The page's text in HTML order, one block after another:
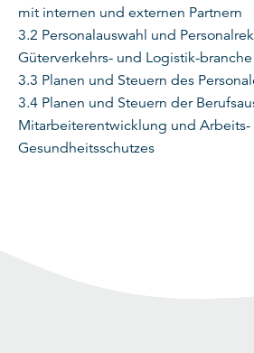
mit internen und externen Partnern
3.2 Personalauswahl und
Güterverkehrs- und Logistik-branche
3.3 Planen und Steuern des
3.4 Planen und Steuern der
Mitarbeiterentwicklung und Arbeits-
Gesundheitsschutzes